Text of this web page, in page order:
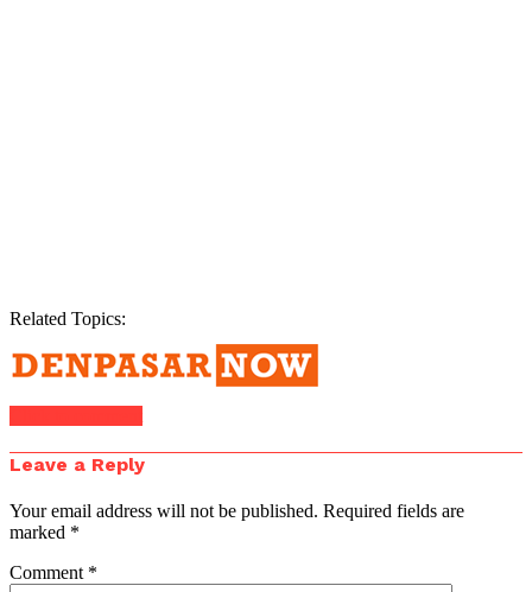
Related Topics:
Leave a Reply
Your email address will not be published. Required fields are
marked *
Comment *